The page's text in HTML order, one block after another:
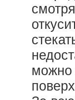
можно